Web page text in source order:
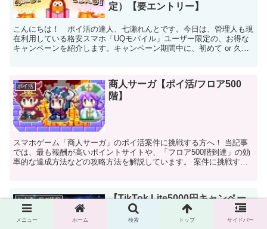
定）【要エントリー】
こんにちは！ ポイ活の達人、七瀬れんとです。今日は、管理人も現
在利用している格安スマホ「UQモバイル」ユーザー限定の、お得な
キャンペーンを紹介します。キャンペーン期間中に、初めて or 久し
ポイ活
商人サーガ【ポイ活/フロア500
階】
スマホゲーム「商人サーガ」のポイ活案件に挑戦する方へ！ 当記事
では、最も報酬が高いポイントサイトや、「フロア500階到達」の効
率的な達成方法などの攻略方法を解説しています。 案件に挑戦する
お小遣い稼ぎ情報
【TikTok Lite5000円キャンペー
ン】おすすめポイント交換先とポ
イント交換手順
メニュー ホーム 検索 トップ サイドバー